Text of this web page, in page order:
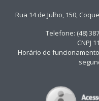
Rua 14 de Julho, 150,
Telefone: (48)
CNPJ
Horário de